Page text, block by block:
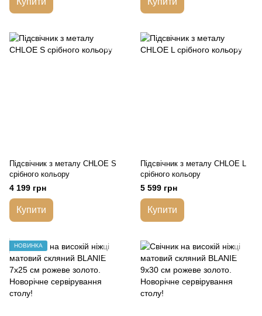
Підсвічник з металу CHLOE S
срібного кольору
4 199 грн
Купити
Підсвічник з металу CHLOE L
срібного кольору
5 599 грн
Купити
НОВИНКА